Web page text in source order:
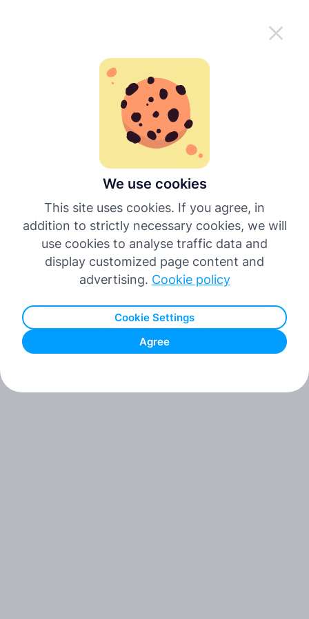
We use cookies
This site uses cookies. If you agree, in
addition to strictly necessary cookies, we will
use cookies to analyse traffic data and
display customized page content and
advertising. Cookie policy
Cookie Settings
Agree
14-dnevna brezplačna preizkusna
različica
Pridružite se tisočim uporabnikom Tachograma, ki so že
poenostavili svoje naloge, povezane s tahografi. Preizkusite vse
prednosti za podjetja (do 5 voznikov in 5 vozil) ali posamezne
voznike brez takojšnje obveznosti.
Ustvari nov račun
Registracija (za podjetja)